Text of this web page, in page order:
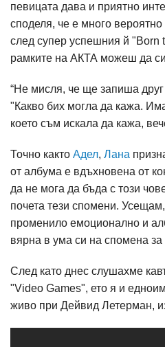
певицата дава и приятно
споделя, че е много
след супер успешния й "Born
рамките на АКТА можеш да
“Не мисля, че ще запиша
"Какво бих могла да кажа.
което съм искала да кажа,
Точно както Адел, Лана
от албума е вдъхновена от
да не мога да бъда с този
почета тези спомени.
променило емоционално и
вярна в ума си на спомена
След като днес слушахме
"Video Games", ето я и
живо при Дейвид Летерман,